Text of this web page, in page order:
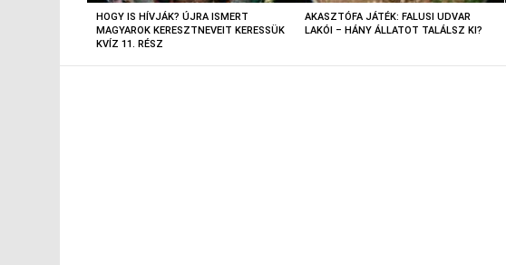
HOGY IS HÍVJÁK? ÚJRA ISMERT
MAGYAROK KERESZTNEVEIT KERESSÜK
KVÍZ 11. RÉSZ
AKASZTÓFA JÁTÉK: FALUSI UDVAR
LAKÓI – HÁNY ÁLLATOT TALÁLSZ KI?